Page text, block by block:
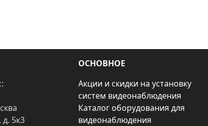
5к3
ОСНОВНОЕ
Акции и скидки на установку
систем видеонаблюдения
Каталог оборудования для
видеонаблюдения